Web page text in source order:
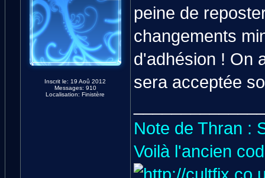
Inscrit le: 19 Aoû 2012
Messages: 910
Localisation: Finistère
peine de
changements
d'adhésion ! On
sera acceptée
Note de Thran :
Voilà l'ancien